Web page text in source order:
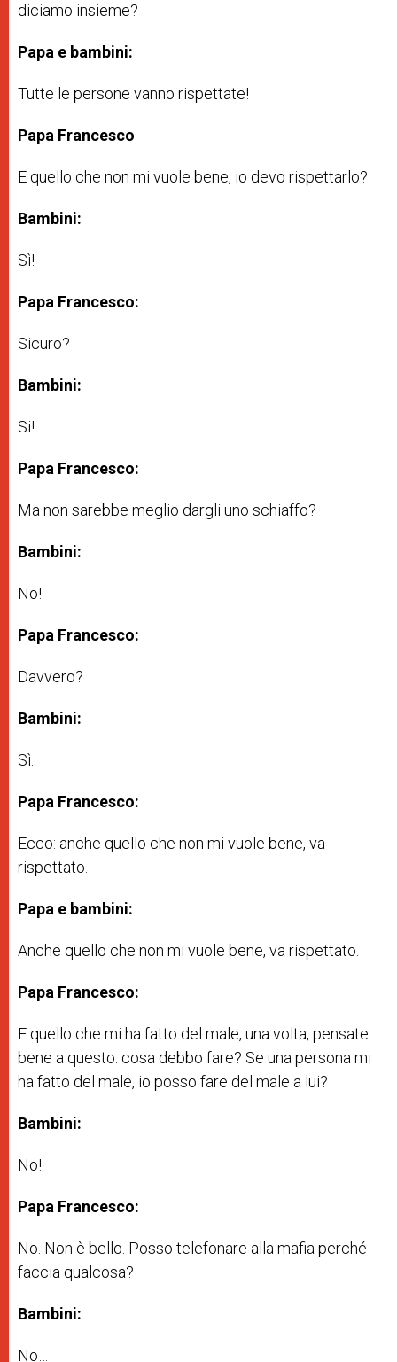
diciamo insieme?
Papa e bambini:
Tutte le persone vanno rispettate!
Papa Francesco
E quello che non mi vuole bene, io devo rispettarlo?
Bambini:
Sì!
Papa Francesco:
Sicuro?
Bambini:
Si!
Papa Francesco:
Ma non sarebbe meglio dargli uno schiaffo?
Bambini:
No!
Papa Francesco:
Davvero?
Bambini:
Sì.
Papa Francesco:
Ecco: anche quello che non mi vuole bene, va
rispettato.
Papa e bambini:
Anche quello che non mi vuole bene, va rispettato.
Papa Francesco:
E quello che mi ha fatto del male, una volta, pensate
bene a questo: cosa debbo fare? Se una persona mi
ha fatto del male, io posso fare del male a lui?
Bambini:
No!
Papa Francesco:
No. Non è bello. Posso telefonare alla mafia perché
faccia qualcosa?
Bambini:
No…